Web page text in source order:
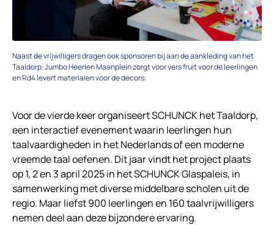
Naast de vrijwilligers dragen ook sponsoren bij aan de aankleding van het
Taaldorp. Jumbo Heerlen Maanplein zorgt voor vers fruit voor de leerlingen
en Rd4 levert materialen voor de decors.
Voor de vierde keer organiseert SCHUNCK het Taaldorp,
een interactief evenement waarin leerlingen hun
taalvaardigheden in het Nederlands of een moderne
vreemde taal oefenen. Dit jaar vindt het project plaats
op 1, 2 en 3 april 2025 in het SCHUNCK Glaspaleis, in
samenwerking met diverse middelbare scholen uit de
regio. Maar liefst 900 leerlingen en 160 taalvrijwilligers
nemen deel aan deze bijzondere ervaring.